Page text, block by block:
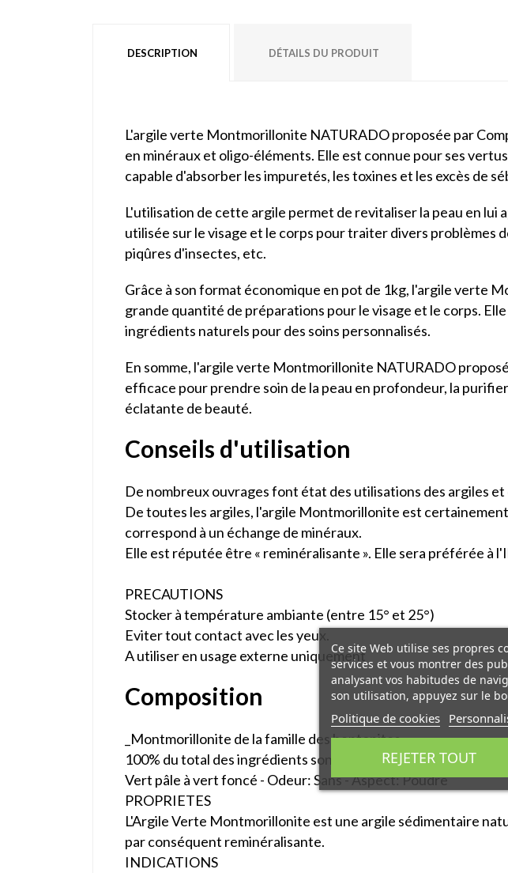
DESCRIPTION DÉTAILS DU PRODUIT
L'argile verte Montmorillonite NATURADO proposée par
en minéraux et oligo-éléments. Elle est connue pour ses
capable d'absorber les impuretés, les toxines et les excès de
L'utilisation de cette argile permet de revitaliser la peau en
utilisée sur le visage et le corps pour traiter divers problèmes
piqûres d'insectes, etc.
Grâce à son format économique en pot de 1kg, l'argile verte
grande quantité de préparations pour le visage et le corps.
ingrédients naturels pour des soins personnalisés.
En somme, l'argile verte Montmorillonite NATURADO
efficace pour prendre soin de la peau en profondeur, la
éclatante de beauté.
Conseils d'utilisation
De nombreux ouvrages font état des utilisations des argiles
De toutes les argiles, l'argile Montmorillonite est
correspond à un échange de minéraux.
Elle est réputée être « reminéralisante ». Elle sera préférée à
PRECAUTIONS
Stocker à température ambiante (entre 15° et 25°)
Eviter tout contact avec les yeux.
A utiliser en usage externe uniquement
Composition
_Montmorillonite de la famille des bentonites.
100% du total des ingrédients sont d'origine naturelle.
Vert pâle à vert foncé - Odeur: Sans - Aspect: Poudre
PROPRIETES
L'Argile Verte Montmorillonite est une argile sédimentaire
par conséquent reminéralisante.
INDICATIONS
Ce site Web utilise ses propres
services et vous montrer des
analysant vos habitudes de
son utilisation, appuyez sur le
Politique de cookies
REJETER TOUT